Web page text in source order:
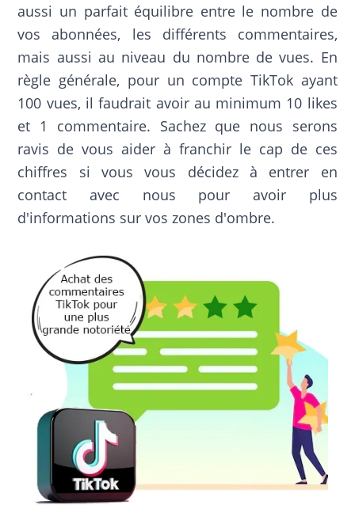
aussi un parfait équilibre entre le nombre de
vos abonnées, les différents commentaires,
mais aussi au niveau du nombre de vues. En
règle générale, pour un compte TikTok ayant
100 vues, il faudrait avoir au minimum 10 likes
et 1 commentaire. Sachez que nous serons
ravis de vous aider à franchir le cap de ces
chiffres si vous vous décidez à entrer en
contact avec nous pour avoir plus
d'informations sur vos zones d'ombre.